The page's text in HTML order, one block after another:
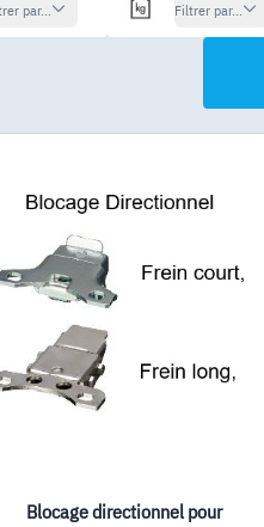
par...
Filtrer par...
Blocage directionnel pour